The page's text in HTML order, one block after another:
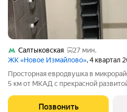
Салтыковская
27 мин.
ЖК «Новое Измайлово», 4 квартал
Просторная евродвушка в
5 км от МКАД с прекрасной
свободная продажа.
Позвонить